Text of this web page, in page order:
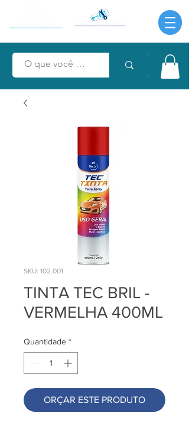
SKU: 102.001
TINTA TEC BRIL -
VERMELHA 400ML
Quantidade *
ORÇAR ESTE PRODUTO